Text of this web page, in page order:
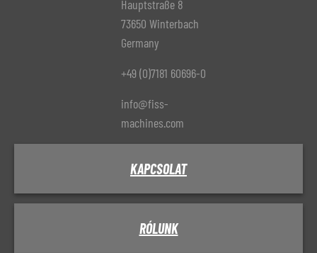
Hauptstraße 8
73650 Winterbach
Germany
+49 (0)7181 60696-0
info@fiss-
machines.com
KAPCSOLAT
RÓLUNK